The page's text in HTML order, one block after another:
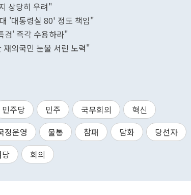
상당히 우려"
'대통령실 80' 정도 책임"
검' 즉각 수용하라"
외국민 눈물 서린 노력"
민주당 민주 국무회의
혁신
정운영 불통 참패 담화
당선자
당 회의